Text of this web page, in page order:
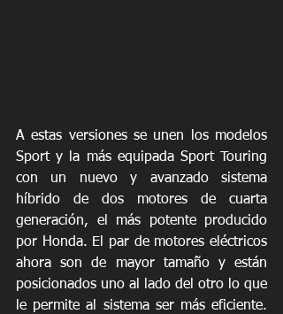
A estas versiones se unen los modelos
Sport y la más equipada Sport Touring
con un nuevo y avanzado sistema
híbrido de dos motores de cuarta
generación, el más potente producido
por Honda. El par de motores eléctricos
ahora son de mayor tamaño y están
posicionados uno al lado del otro lo que
le permite al sistema ser más eficiente.